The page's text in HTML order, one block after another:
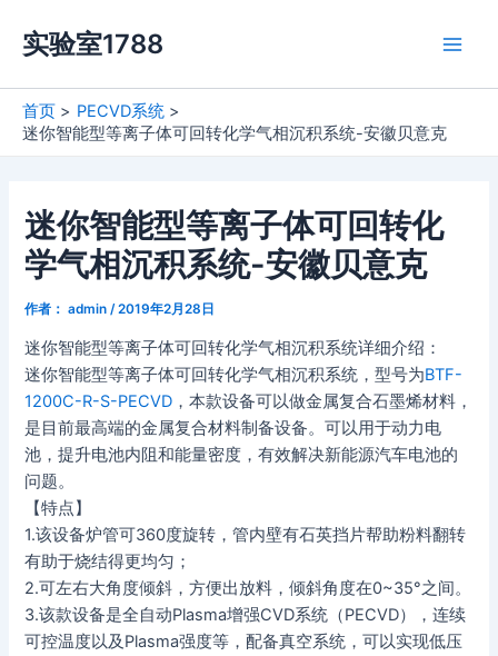
容
实验室1788
首页
PECVD系统
迷你智能型等离子体可回转化学气相沉积系统-安徽贝意克
迷你智能型等离子体可回转化
学气相沉积系统-安徽贝意克
作者： admin /2019年2月28日
迷你智能型等离子体可回转化学气相沉积系统详细介绍：
迷你智能型等离子体可回转化学气相沉积系统，型号为BTF-
1200C-R-S-PECVD ，本款设备可以做金属复合石墨烯材料，
是目前最高端的金属复合材料制备设备。可以用于动力电
池，提升电池内阻和能量密度，有效解决新能源汽车电池的
问题。
【特点】
1.该设备炉管可360度旋转，管内壁有石英挡片帮助粉料翻转
有助于烧结得更均匀；
2.可左右大角度倾斜，方便出放料，倾斜角度在0~35°之间。
3.该款设备是全自动Plasma增强CVD系统（PECVD），连续
可控温度以及Plasma强度等，配备真空系统，可以实现低压